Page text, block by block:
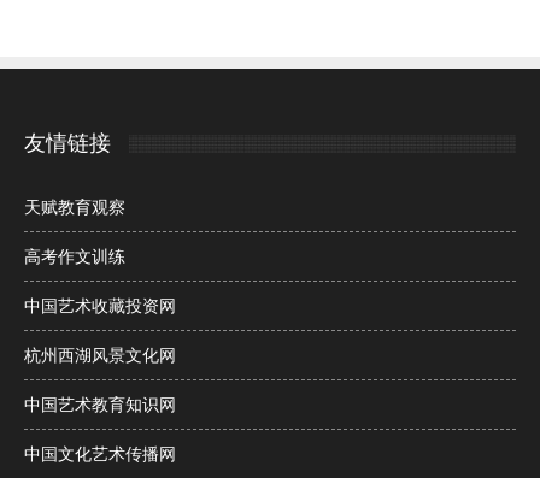
友情链接
天赋教育观察
高考作文训练
中国艺术收藏投资网
杭州西湖风景文化网
中国艺术教育知识网
中国文化艺术传播网